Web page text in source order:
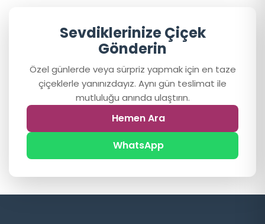
Sevdiklerinize Çiçek
Gönderin
Özel günlerde veya sürpriz yapmak için en taze
çiçeklerle yanınızdayız. Aynı gün teslimat ile
mutluluğu anında ulaştırın.
Hemen Ara
WhatsApp